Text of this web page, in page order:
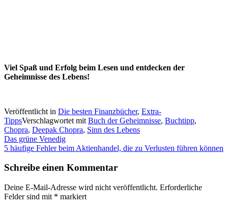
Viel Spaß und Erfolg beim Lesen und entdecken der
Geheimnisse des Lebens!
Veröffentlicht in Die besten Finanzbücher, Extra-
TippsVerschlagwortet mit Buch der Geheimnisse, Buchtipp,
Chopra, Deepak Chopra, Sinn des Lebens
Beitragsnavigation
Das grüne Venedig
5 häufige Fehler beim Aktienhandel, die zu Verlusten führen können
Schreibe einen Kommentar
Deine E-Mail-Adresse wird nicht veröffentlicht. Erforderliche
Felder sind mit * markiert